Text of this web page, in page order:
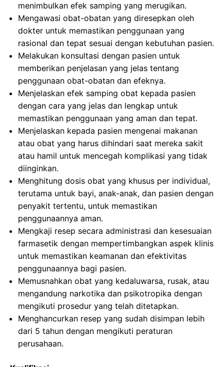
menimbulkan efek samping yang merugikan.
Mengawasi obat-obatan yang diresepkan oleh
dokter untuk memastikan penggunaan yang
rasional dan tepat sesuai dengan kebutuhan pasien.
Melakukan konsultasi dengan pasien untuk
memberikan penjelasan yang jelas tentang
penggunaan obat-obatan dan efeknya.
Menjelaskan efek samping obat kepada pasien
dengan cara yang jelas dan lengkap untuk
memastikan penggunaan yang aman dan tepat.
Menjelaskan kepada pasien mengenai makanan
atau obat yang harus dihindari saat mereka sakit
atau hamil untuk mencegah komplikasi yang tidak
diinginkan.
Menghitung dosis obat yang khusus per individual,
terutama untuk bayi, anak-anak, dan pasien dengan
penyakit tertentu, untuk memastikan
penggunaannya aman.
Mengkaji resep secara administrasi dan kesesuaian
farmasetik dengan mempertimbangkan aspek klinis
untuk memastikan keamanan dan efektivitas
penggunaannya bagi pasien.
Memusnahkan obat yang kedaluwarsa, rusak, atau
mengandung narkotika dan psikotropika dengan
mengikuti prosedur yang telah ditetapkan.
Menghancurkan resep yang sudah disimpan lebih
dari 5 tahun dengan mengikuti peraturan
perusahaan.